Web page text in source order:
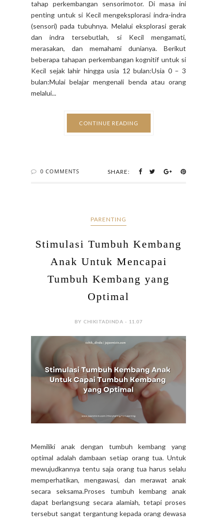
tahap perkembangan sensorimotor. Di masa ini
penting untuk si Kecil mengeksplorasi indra-indra
(sensori) pada tubuhnya. Melalui eksplorasi gerak
dan indra tersebutlah, si Kecil mengamati,
merasakan, dan memahami dunianya. Berikut
beberapa tahapan perkembangan kognitif untuk si
Kecil sejak lahir hingga usia 12 bulan:Usia 0 – 3
bulan:Mulai belajar mengenali benda atau orang
melalui...
CONTINUE READING
0 COMMENTS SHARE:
PARENTING
Stimulasi Tumbuh Kembang
Anak Untuk Mencapai
Tumbuh Kembang yang
Optimal
BY CHIKITADINDA - 11.07
Memiliki anak dengan tumbuh kembang yang
optimal adalah dambaan setiap orang tua. Untuk
mewujudkannya tentu saja orang tua harus selalu
memperhatikan, mengawasi, dan merawat anak
secara seksama.Proses tumbuh kembang anak
dapat berlangsung secara alamiah, tetapi proses
tersebut sangat tergantung kepada orang dewasa